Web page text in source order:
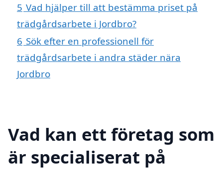
5 Vad hjälper till att bestämma priset på
trädgårdsarbete i Jordbro?
6 Sök efter en professionell för
trädgårdsarbete i andra städer nära
Jordbro
Vad kan ett företag som
är specialiserat på